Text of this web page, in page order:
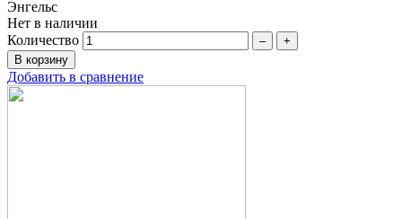
Энгельс
Нет в наличии
Количество
– +
Добавить в сравнение